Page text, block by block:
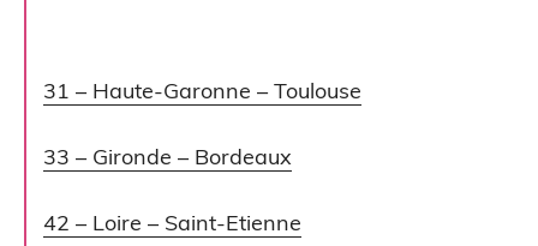
31 – Haute-Garonne – Toulouse
33 – Gironde – Bordeaux
42 – Loire – Saint-Etienne